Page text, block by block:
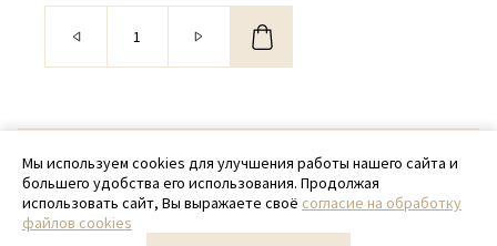
© 2020 - 2026 SamPack
+ 7 (918) 699-97-87
zakaz@sampack.store
Мы используем cookies для улучшения работы нашего сайта и
большего удобства его использования. Продолжая
использовать сайт, Вы выражаете своё согласие на обработку
файлов cookies